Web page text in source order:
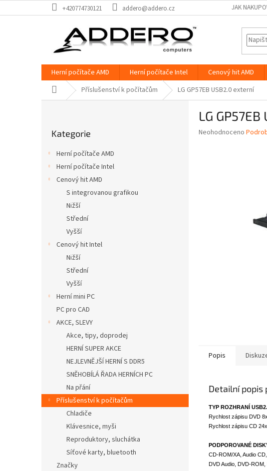
na
+420774730121 addero@addero.cz JAK
Herní počítače AMD Herní počítače Intel Cenový hit AMD
Domů Příslušenství k počítačům LG GP57EB USB2.0 externí
kategorie
Kategorie
Herní počítače AMD
Herní počítače Intel
Cenový hit AMD
S integrovanou grafikou
Nižší
Střední
Vyšší
Cenový hit Intel
Nižší
Střední
Vyšší
Herní mini PC
PC pro CAD
AKCE, SLEVY
Akce, tipy, doprodej
HERNÍ SUPER AKCE
NEJLEVNĚJŠÍ HERNÍ S DDR5
SNĚHOBÍLÁ ŘADA HERNÍCH PC
Na přání
Příslušenství k počítačům
Chladiče
Klávesnice, myši
Reproduktory, sluchátka
Síťové karty, bluetooth
Značky
LG
Průměrné
Neohodnoceno
Popis
Detailní popis
TYP ROZHRANÍ
Rychlost zápisu DVD
Rychlost zápisu CD
PODPOROVANÉ
CD-ROM/XA, Audio
DVD Audio, DVD-